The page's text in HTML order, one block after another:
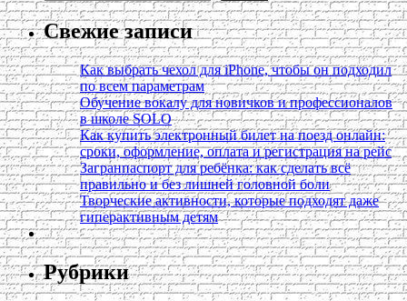
Свежие записи
Как выбрать чехол для iPhone, чтобы он подходил
по всем параметрам
Обучение вокалу для новичков и профессионалов
в школе SOLO
Как купить электронный билет на поезд онлайн:
сроки, оформление, оплата и регистрация на рейс
Загранпаспорт для ребёнка: как сделать всё
правильно и без лишней головной боли
Творческие активности, которые подходят даже
гиперактивным детям
Рубрики